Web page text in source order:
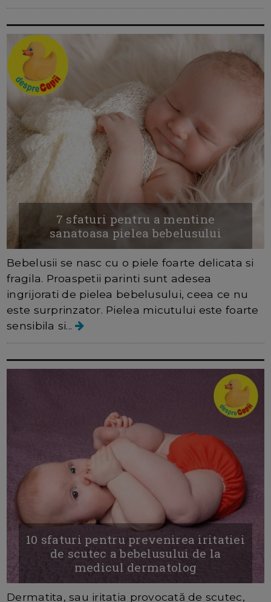
7 sfaturi pentru a mentine
sanatoasa pielea bebelusului
Bebelusii se nasc cu o piele foarte delicata si
fragila. Proaspetii parinti sunt adesea
ingrijorati de pielea bebelusului, ceea ce nu
este surprinzator. Pielea micutului este foarte
sensibila si...
10 sfaturi pentru prevenirea iritatiei
de scutec a bebelusului de la
medicul dermatolog
Dermatita, sau iritația provocată de scutec,